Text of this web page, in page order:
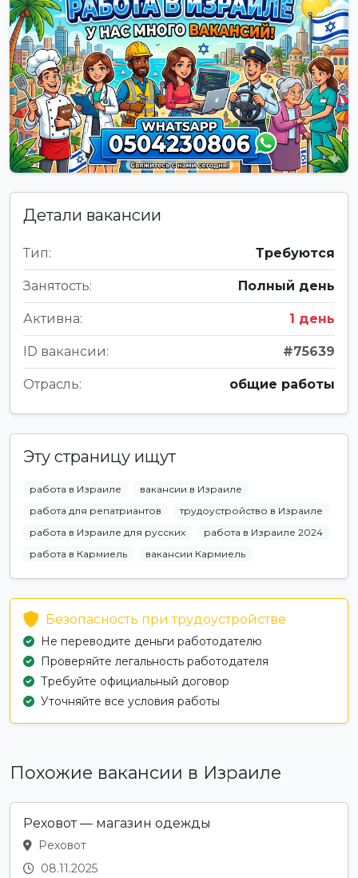
Детали вакансии
Тип: Требуются
Занятость: Полный день
Активна: 1 день
ID вакансии: #75639
Отрасль: общие работы
Эту страницу ищут
работа в Израиле
вакансии в Израиле
работа для репатриантов
трудоустройство в Израиле
работа в Израиле для русских
работа в Израиле 2024
работа в Кармиель
вакансии Кармиель
Безопасность при трудоустройстве
Не переводите деньги работодателю
Проверяйте легальность работодателя
Требуйте официальный договор
Уточняйте все условия работы
Похожие вакансии в Израиле
Реховот — магазин одежды
Реховот
08.11.2025